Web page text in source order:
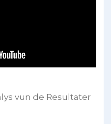
vun de Resultater